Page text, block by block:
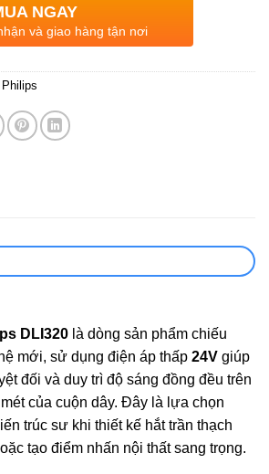
NGAY
và giao hàng tận nơi
DLI320 là dòng sản phẩm chiếu
mới, sử dụng điện áp thấp 24V giúp
đối và duy trì độ sáng đồng đều trên
của cuộn dây. Đây là lựa chọn
trúc sư khi thiết kế hắt trần thạch
tạo điểm nhấn nội thất sang trọng.